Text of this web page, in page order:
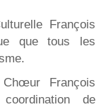
François
que tous les
François
de